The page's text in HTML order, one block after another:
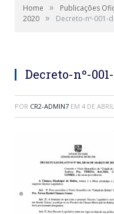
Home » Publicações
2020 » Decreto-nº-001-
Decreto-nº-
POR CR2-ADMIN7 EM 4 DE